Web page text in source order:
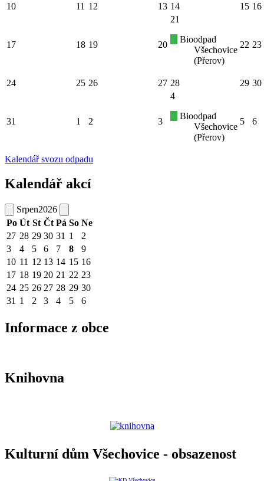
10 11 12 13 14 15 16
17 18 19 20
21
Bioodpad
Všechovice
(Přerov)
22 23
24 25 26 27 28 29 30
31 1 2 3
4
Bioodpad
Všechovice
(Přerov)
5 6
Kalendář svozu odpadu
Kalendář akcí
Srpen2026
Po Út St Čt Pá So Ne
27 28 29 30 31 1
2
3
4 5 6 7 8
9
10 11 12 13 14 15 16
17 18 19 20 21 22 23
24 25 26 27 28 29 30
31 1 2 3 4 5 6
Informace z obce
Knihovna
Kulturní dům Všechovice - obsazenost